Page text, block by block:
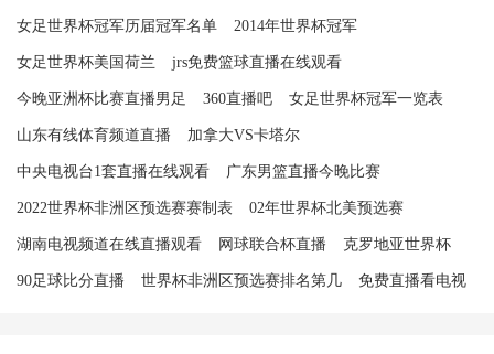
女足世界杯冠军历届冠军名单 2014年世界杯冠军
女足世界杯美国荷兰 jrs免费篮球直播在线观看
今晚亚洲杯比赛直播男足 360直播吧 女足世界杯冠军一览表
山东有线体育频道直播 加拿大VS卡塔尔
中央电视台1套直播在线观看 广东男篮直播今晚比赛
2022世界杯非洲区预选赛赛制表 02年世界杯北美预选赛
湖南电视频道在线直播观看 网球联合杯直播 克罗地亚世界杯
90足球比分直播 世界杯非洲区预选赛排名第几 免费直播看电视